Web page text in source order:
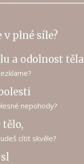
v plné síle?
a odolnost těla
nepohody?
cítit skvěle?